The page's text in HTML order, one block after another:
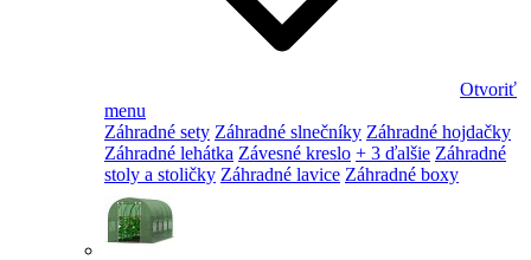
Otvoriť
menu
Záhradné sety Záhradné slnečníky Záhradné hojdačky
Záhradné lehátka Závesné kreslo + 3 ďalšie Záhradné
stoly a stoličky Záhradné lavice Záhradné boxy